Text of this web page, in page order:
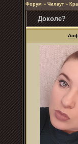
Форум » Чилаут »
Доколе?